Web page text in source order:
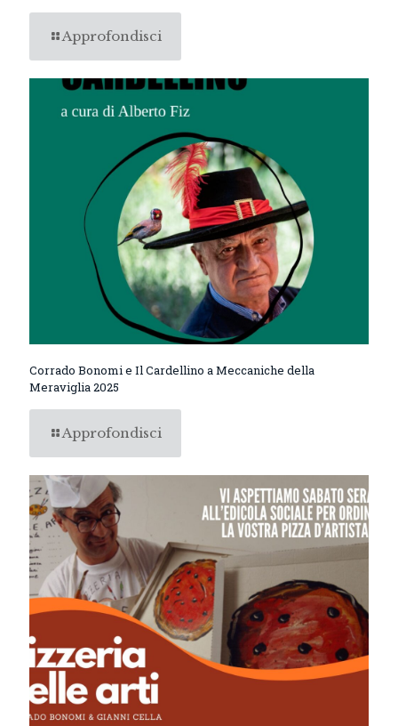
Approfondisci
Corrado Bonomi e Il Cardellino a Meccaniche della
Meraviglia 2025
Approfondisci